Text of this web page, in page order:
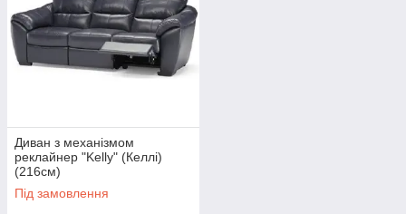
Диван з механізмом
реклайнер "Kelly" (Келлі)
(216см)
Під замовлення